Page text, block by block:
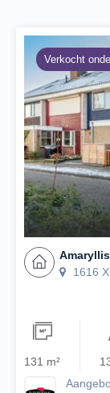
Verkocht
1616
131 m²